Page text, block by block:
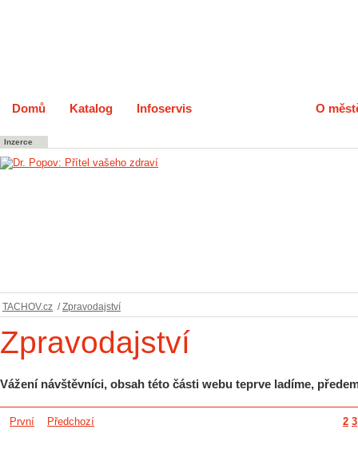
Domů Katalog Infoservis O
Inzerce
TACHOV.cz / Zpravodajství
Zpravodajství
Vážení návštěvníci, obsah této části webu teprve ladíme,
První Předchozí 2 3